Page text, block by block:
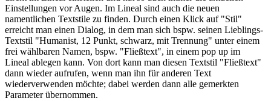
Einstellungen vor Augen. Im Lineal sind auch die neuen
namentlichen Textstile zu finden. Durch einen Klick auf "Stil"
erreicht man einen Dialog, in dem man sich bspw. seinen Lieblings-
Textstil "Humanist, 12 Punkt, schwarz, mit Trennung" unter einem
frei wählbaren Namen, bspw. "Fließtext", in einem pop up im
Lineal ablegen kann. Von dort kann man diesen Textstil "Fließtext"
dann wieder aufrufen, wenn man ihn für anderen Text
wiederverwenden möchte; dabei werden dann alle gemerkten
Parameter übernommen.